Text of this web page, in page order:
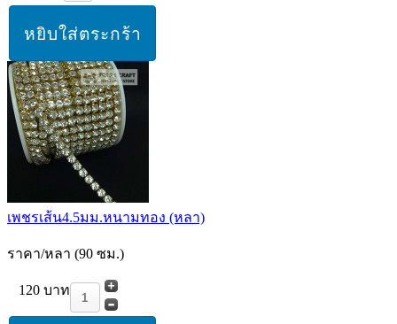
เพชรเส้น4.5มม.หนามทอง (หลา)
ราคา/หลา (90 ซม.)
120 บาท